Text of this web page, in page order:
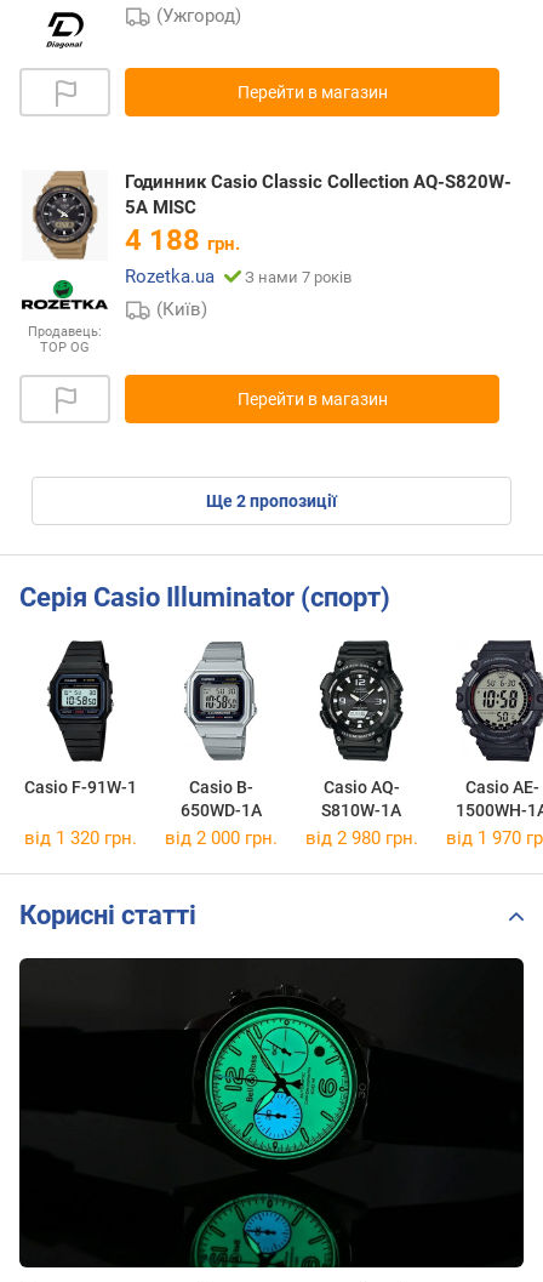
(Ужгород)
Перейти в магазин
Продавець:
TOP OG
Годинник Casio Classic Collection AQ-S820W-
5A MISC
4 188 грн.
Rozetka.ua
З нами 7 років
(Київ)
Перейти в магазин
ще2пропозиції
Серія Casio Illuminator (спорт)
Casio F-91W-1
Casio B-
650WD-1A
Casio AQ-
S810W-1A
Casio AE-
1500WH-
від 1 320 грн. від 2 000 грн. від 2 980 грн. від 1 970
Корисні статті